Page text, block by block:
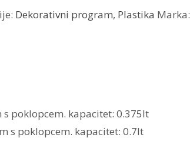
Dekorativni program, Plastika Marka:
poklopcem. kapacitet: 0.375lt
s poklopcem. kapacitet: 0.7lt